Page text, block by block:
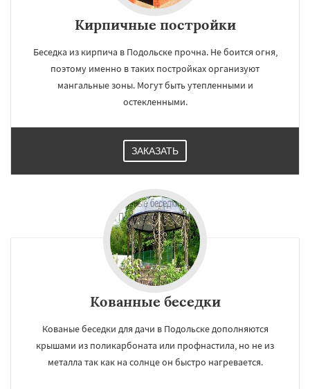
Кирпичные постройки
Беседка из кирпича в Подольске прочна. Не боится огня,
поэтому именно в таких постройках организуют
мангальные зоны. Могут быть утепленными и
остекленными.
ЗАКАЗАТЬ
Кованные беседки
Кованые беседки для дачи в Подольске дополняются
крышами из поликарбоната или профнастила, но не из
металла так как на солнце он быстро нагревается.